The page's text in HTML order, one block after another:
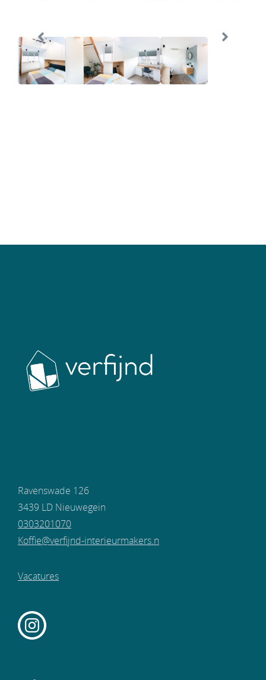
Ravenswade 126
3439 LD Nieuwegein
0303201070
Koffie@verfijnd-interieurmakers.n
Vacatures